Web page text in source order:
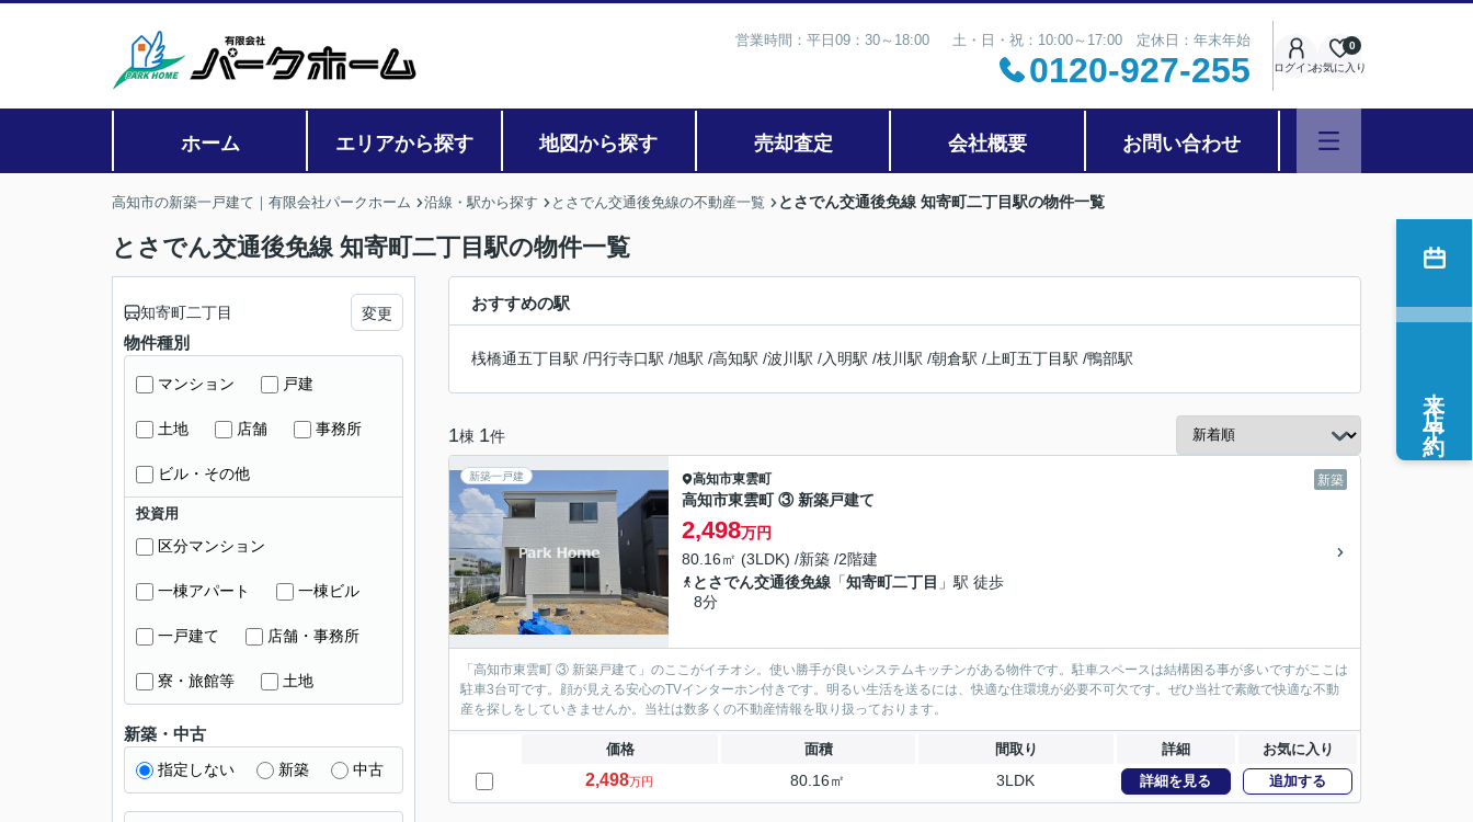
営業時間：平日09：30～18:00 土・日・祝：10:00～17:00 定休日：年末年始
0120-927-255 ログインお気に入り
0
ホーム エリアから探す 地図から探す 売却査定 会社概要 お問い合わせ
高知市の新築一戸建て｜有限会社パークホーム 沿線・駅から探す とさでん交通後免線の不動産一覧 とさでん交通後免線 知寄町二丁目駅の物件一覧
とさでん交通後免線 知寄町二丁目駅の物件一覧
おすすめの駅
桟橋通五丁目駅 /円行寺口駅 /旭駅 /高知駅 /波川駅 /入明駅 /枝川駅 /朝倉駅 / 上町五丁目駅 /鴨部駅
1棟 1件
新築一戸建 新築
高知市東雲町
高知市東雲町 ③ 新築戸建て
2,498万円
80.16㎡ (3LDK) /新築 /2階建
とさでん交通後免線 「知寄町二丁目 」駅 徒歩
8分
「高知市東雲町 ③ 新築戸建て」のここがイチオシ。使い勝手が良いシステムキッチンがある物件です。駐車スペースは結構困る事が多いですがここは
駐車3台可です。顔が見える安心のTVインターホン付きです。明るい生活を送るには、快適な住環境が必要不可欠です。ぜひ当社で素敵で快適な不動
産を探しをしていきませんか。当社は数多くの不動産情報を取り扱っております。
価格 面積 間取り 詳細 お気に入り
2,498万円 80.16㎡ 3LDK 詳細を見る 追加する
知寄町二丁目 変更
物件種別
マンション 戸建
土地 店舗 事務所
ビル・その他
投資用
区分マンション
一棟アパート 一棟ビル
一戸建て 店舗・事務所
寮・旅館等 土地
新築・中古
指定しない 新築 中古
来店予約